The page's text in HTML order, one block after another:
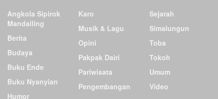
Angkola Sipirok
Mandailing
Berita
Budaya
Buku Ende
Buku Nyanyian
Humor
Karo
Musik & Lagu
Opini
Pakpak Dairi
Pariwisata
Pengembangan
Sejarah
Simalungun
Toba
Tokoh
Umum
Video